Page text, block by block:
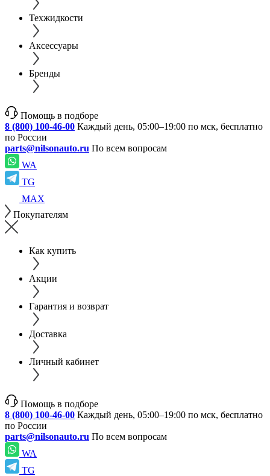
Техжидкости
Аксессуары
Бренды
Помощь в подборе
8 (800) 100-46-00 Каждый день, 05:00–19:00 по мск, бесплатно
по России
parts@nilsonauto.ru По всем вопросам
WA
TG
MAX
Покупателям
Как купить
Акции
Гарантия и возврат
Доставка
Личный кабинет
Помощь в подборе
8 (800) 100-46-00 Каждый день, 05:00–19:00 по мск, бесплатно
по России
parts@nilsonauto.ru По всем вопросам
WA
TG